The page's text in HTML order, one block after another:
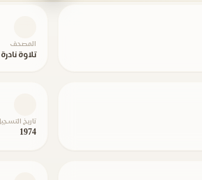
المصحف
تلاوة نادرة
تاريخ التسجيل
1974